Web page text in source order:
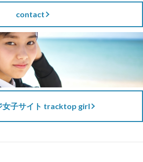
contact
女子サイト tracktop girl